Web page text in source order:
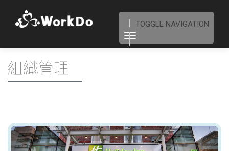
TOGGLE NAVIGATION
組織管理